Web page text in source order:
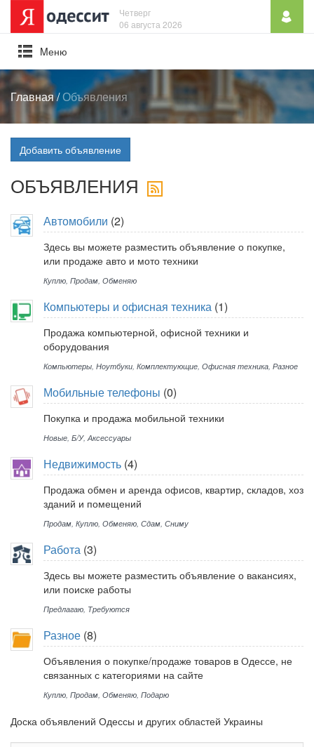
Четверг
06 августа 2026
Mеню
Главная/Объявления
Добавить объявление
ОБЪЯВЛЕНИЯ
Автомобили (2)
Здесь вы можете разместить объявление о покупке,
или продаже авто и мото техники
Куплю Продам Обменяю
Компьютеры и офисная техника (1)
Продажа компьютерной, офисной техники и
оборудования
Компьютеры Ноутбуки Комплектующие Офисная техника Разное
Мобильные телефоны (0)
Покупка и продажа мобильной техники
Новые Б/У, Аксессуары
Недвижимость (4)
Продажа обмен и аренда офисов, квартир, складов, хоз
зданий и помещений
Продам Куплю Обменяю Сдам Сниму
Работа (3)
Здесь вы можете разместить объявление о вакансиях,
или поиске работы
Предлагаю Требуются
Разное (8)
Объявления о покупке/продаже товаров в Одессе, не
связанных с категориями на сайте
Куплю Продам Обменяю Подарю
Доска объявлений Одессы и других областей Украины